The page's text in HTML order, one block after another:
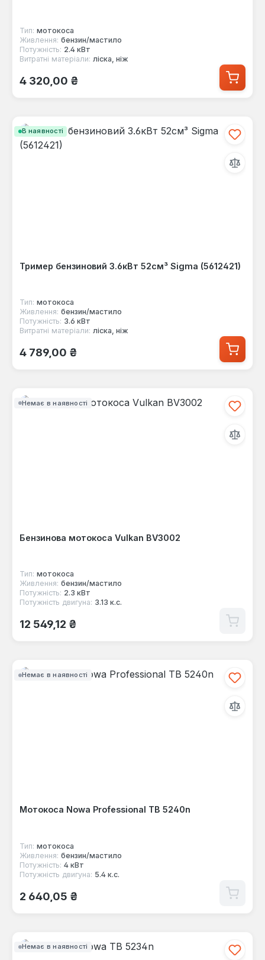
Тип: мотокоса
Живлення: бензин/мастило
Потужність: 2.4 кВт
Витратні матеріали: ліска, ніж
Звичайна ціна:
4 320,00 ₴
В наявності
Тример бензиновий 3.6кВт 52см³ Sigma (5612421)
Тип: мотокоса
Живлення: бензин/мастило
Потужність: 3.6 кВт
Витратні матеріали: ліска, ніж
Звичайна ціна:
4 789,00 ₴
Немає в наявності
Бензинова мотокоса Vulkan BV3002
Тип: мотокоса
Живлення: бензин/мастило
Потужність: 2.3 кВт
Потужність двигуна: 3.13 к.с.
Звичайна ціна:
12 549,12 ₴
Немає в наявності
Мотокоса Nowa Professional TB 5240n
Тип: мотокоса
Живлення: бензин/мастило
Потужність: 4 кВт
Потужність двигуна: 5.4 к.с.
Звичайна ціна:
2 640,05 ₴
Немає в наявності